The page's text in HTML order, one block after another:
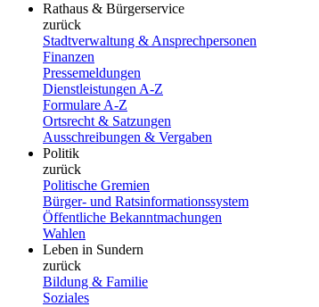
Rathaus & Bürgerservice
zurück
Stadtverwaltung & Ansprechpersonen
Finanzen
Pressemeldungen
Dienstleistungen A-Z
Formulare A-Z
Ortsrecht & Satzungen
Ausschreibungen & Vergaben
Politik
zurück
Politische Gremien
Bürger- und Ratsinformationssystem
Öffentliche Bekanntmachungen
Wahlen
Leben in Sundern
zurück
Bildung & Familie
Soziales